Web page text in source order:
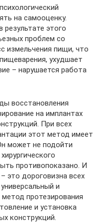
на самооценку.
результате этого
проблем со
измельчения пищи, что
ухудшает
– нарушается работа
восстановления
на имплантах
При всех
этот метод имеет
может не подойти
противопоказано. И
это дороговизна всех
и
протезирования
и установка
конструкций.